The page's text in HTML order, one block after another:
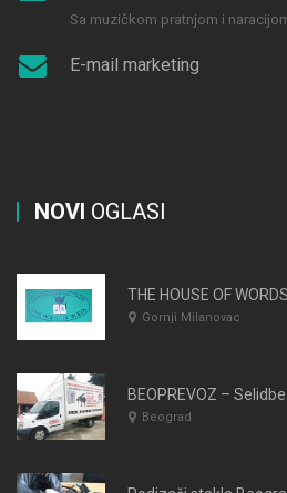
Sa muzičkom pratnjom i
E-mail marketing
NOVI OGLASI
THE HOUSE OF WORDS
Gornji Milanovac
BEOPREVOZ –
Beograd